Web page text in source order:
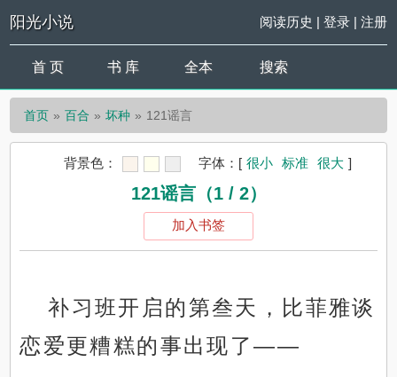
阳光小说 阅读历史 | 登录| 注册
首 页 书 库 全本 搜索
首页 百合 坏种 121谣言
背景色： 字体： [ 很小 标准 很大 ]
121谣言（1 / 2）
加入书签
补习班开启的第叁天，比菲雅谈
恋爱更糟糕的事出现了——